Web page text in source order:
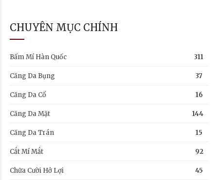
CHUYÊN MỤC CHÍNH
Bấm Mí Hàn Quốc 311
Căng Da Bụng 37
Căng Da Cổ 16
Căng Da Mặt 144
Căng Da Trán 15
Cắt Mí Mắt 92
Chữa Cười Hở Lợi 45